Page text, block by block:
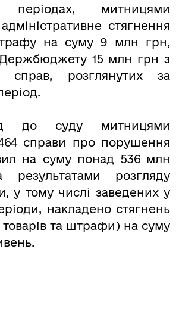
періодах, митницями
стягнення
на суму 9 млн грн,
Держбюджету 15 млн грн з
справ, розглянутих за
до суду митницями
справи про порушення
на суму понад 536 млн
результатами розгляду
у тому числі заведених у
накладено стягнень
товарів та штрафи) на суму